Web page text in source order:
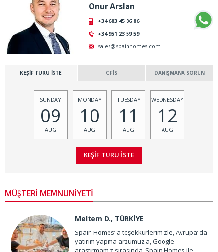
Onur Arslan
+34 683 45 86 86
+34 951 23 59 59
sales@spainhomes.com
KEŞİF TURU İSTE OFİS DANIŞMANA SORUN
SUNDAY
09
AUG
MONDAY
10
AUG
TUESDAY
11
AUG
WEDNESDAY
12
AUG
MÜŞTERİ MEMNUNİYETİ
Meltem D., TÜRKİYE
Spain Homes’ a teşekkürlerimizle, Avrupa’ da
yatırım yapma arzumuzla, Google
araştırmamız sırasında, Spain Homes ile